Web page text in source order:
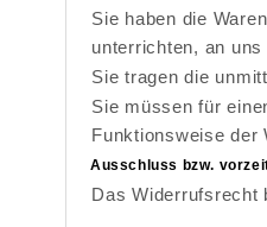
Sie haben die
unterrichten, an
Sie tragen die
Sie müssen für
Funktionsweise der
Ausschluss bzw.
Das Widerrufsrecht